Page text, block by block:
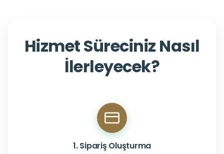
Hizmet Süreciniz Nasıl
İlerleyecek?
1. Sipariş Oluşturma